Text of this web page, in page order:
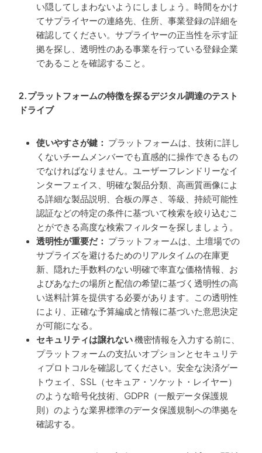
い隠してしまわないようにしましょう。時間をかけ
てサプライヤーの連絡先、住所、事業登録の詳細を
確認してください。サプライヤーの正当性を示す証
拠を探し、透明性のある事業を行っている登録企業
であることを確認すること。
2.プラットフォームの特徴を探るデジタル調達のテスト
ドライブ
使いやすさが鍵： プラットフォームは、技術に詳し
くないチームメンバーでも直感的に操作できるもの
でなければなりません。ユーザーフレンドリーなイ
ンターフェイス、明確な製品分類、高画質画像によ
る詳細な製品説明、合板の厚さ、等級、持続可能性
認証などの特定の条件に基づいて検索を絞り込むこ
とができる高度な検索フィルターを探しましょう。
透明性が重要だ： プラットフォームは、土壇場での
サプライズを避けるためのリアルタイムの在庫更
新、隠れた手数料のない明確で率直な価格情報、お
よびあなたの場所と配信の希望に基づく透明性の高
い送料計算を提供する必要があります。この透明性
により、正確な予算編成と情報に基づいた意思決定
が可能になる。
セキュリティは譲れない機密情報を入力する前に、
プラットフォームの支払いオプションとセキュリテ
ィプロトコルを確認してください。安全な決済ゲー
トウェイ、SSL（セキュア・ソケット・レイヤー）
のような暗号化技術、GDPR（一般データ保護規
則）のような業界標準のデータ保護規制への準拠を
確認する。